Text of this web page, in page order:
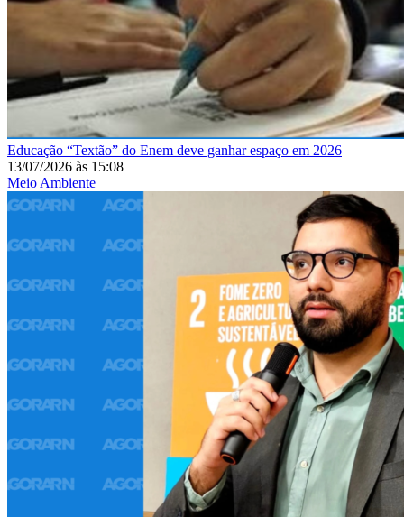
Educação “Textão” do Enem deve ganhar espaço em 2026
13/07/2026 às 15:08
Meio Ambiente